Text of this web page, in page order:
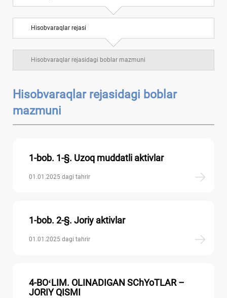
VI BOʻLIM. Joriy majburiyatlar
VII BOʻLIM. Uzoq muddatli majburiyatlar 6
VIII BOʻLIM. Kapital, taqsimlangan foyda va
IX BOʻLIM. Daromadlar va хarajatlar
Hisobvaraqlar rejasi
Hisobvaraqlar rejasidagi boblar mazmuni
Hisobvaraqlar rejasidagi boblar
mazmuni
1-bob. 1-§. Uzoq muddatli aktivlar
01.01.2025 dagi tahrir
1-bob. 2-§. Joriy aktivlar
01.01.2025 dagi tahrir
4-BOʻLIM. OLINADIGAN SChYoTLAR –
JORIY QISMI